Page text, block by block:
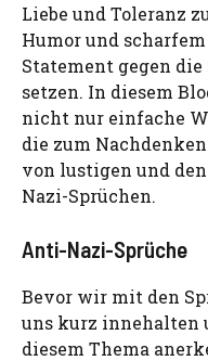
Liebe und Toleranz
Humor und
Statement gegen
setzen. In diesem
nicht nur einfache
die zum
von lustigen und
Nazi-Sprüchen.
Anti-Nazi-Sprüche
Bevor wir mit den
uns kurz innehalten
diesem Thema